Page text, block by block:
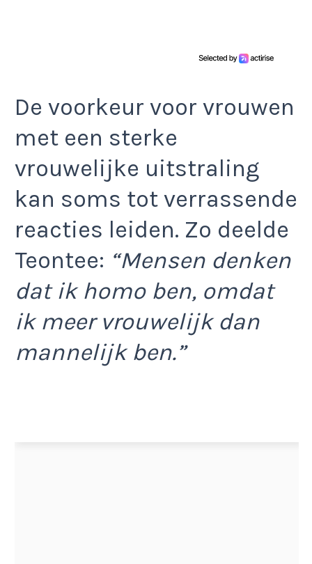
De voorkeur voor vrouwen
met een sterke
vrouwelijke uitstraling
kan soms tot verrassende
reacties leiden. Zo deelde
Teontee: “Mensen denken
dat ik homo ben, omdat
ik meer vrouwelijk dan
mannelijk ben.”